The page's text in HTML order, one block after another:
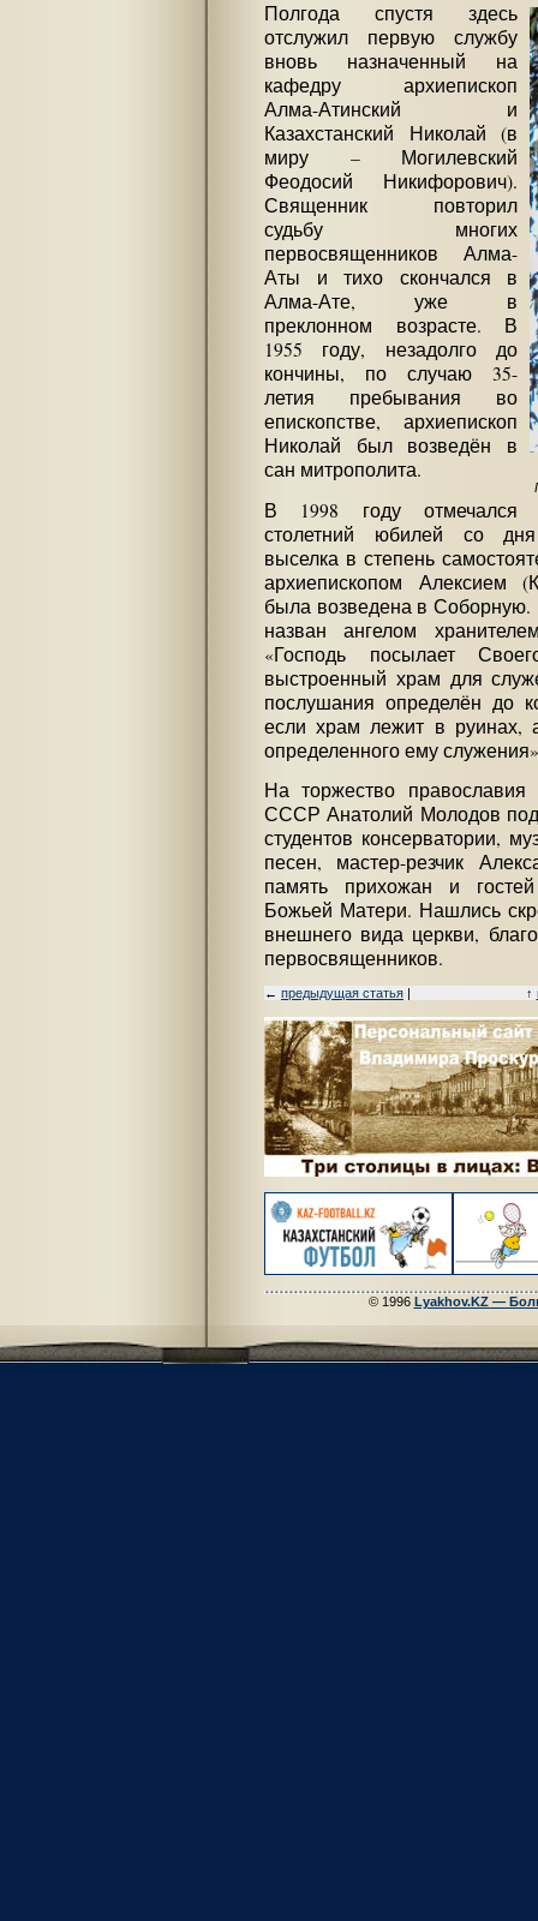
Полгода спустя здесь
отслужил первую службу
вновь назначенный на
кафедру архиепископ
Алма-Атинский и
Казахстанский Николай (в
миру – Могилевский
Феодосий Никифорович).
Священник повторил
судьбу многих
первосвященников Алма-
Аты и тихо скончался в
Алма-Ате, уже в
преклонном возрасте. В
1955 году, незадолго до
кончины, по случаю 35-
летия пребывания во
епископстве, архиепископ
Николай был возведён в
сан митрополита.
В 1998 году отмечался
столетний юбилей со дня
выселка в степень
архиепископом Алексием
была возведена в
назван ангелом
«Господь посылает
выстроенный храм для
послушания определён до
если храм лежит в руинах,
определенного ему
На торжество православия
СССР Анатолий Молодов
студентов консерватории,
песен, мастер-резчик
память прихожан и
Божьей Матери. Нашлись
внешнего вида церкви,
первосвященников.
← предыдущая статья ↑
© 1996 Lyakhov.KZ —